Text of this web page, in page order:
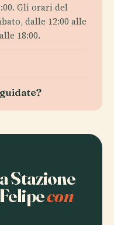
Gli orari del
dalle 12:00 alle
18:00.
Stazione
con